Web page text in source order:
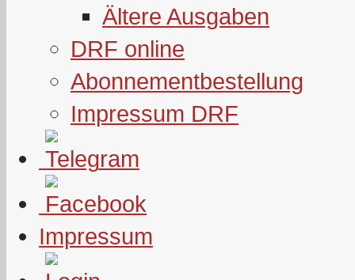
Ältere Ausgaben
DRF online
Abonnementbestellung
Impressum DRF
Impressum